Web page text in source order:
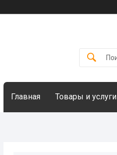
Главная Товары и услуги